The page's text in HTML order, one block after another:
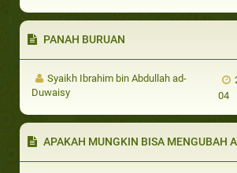
PANAH BURUAN
Syaikh Ibrahim bin Abdullah ad-
Duwaisy
04
APAKAH MUNGKIN BISA MENGUBAH